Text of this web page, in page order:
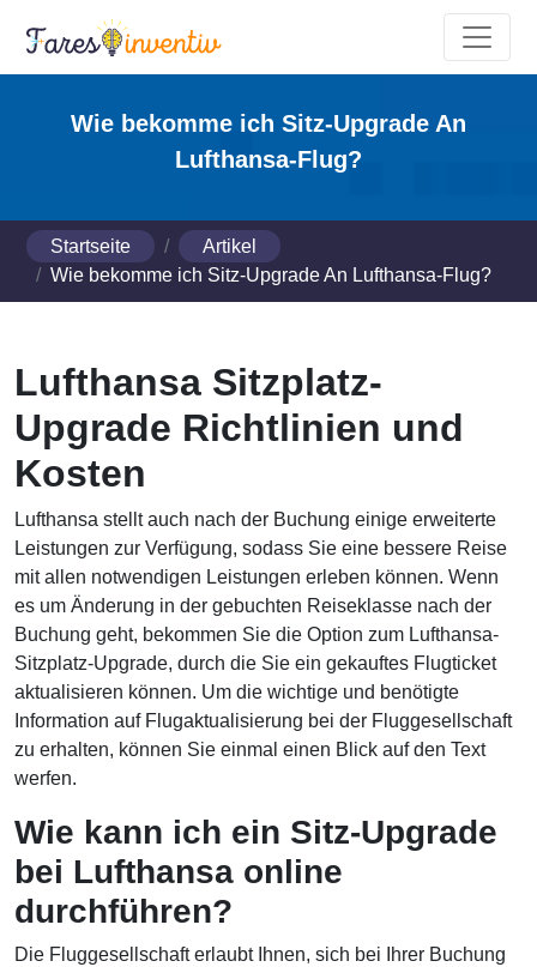
Wie bekomme ich Sitz-Upgrade An
Lufthansa-Flug?
Startseite
Artikel
Wie bekomme ich Sitz-Upgrade An Lufthansa-Flug?
Lufthansa Sitzplatz-
Upgrade Richtlinien und
Kosten
Lufthansa stellt auch nach der Buchung einige erweiterte
Leistungen zur Verfügung, sodass Sie eine bessere Reise
mit allen notwendigen Leistungen erleben können. Wenn
es um Änderung in der gebuchten Reiseklasse nach der
Buchung geht, bekommen Sie die Option zum Lufthansa-
Sitzplatz-Upgrade, durch die Sie ein gekauftes Flugticket
aktualisieren können. Um die wichtige und benötigte
Information auf Flugaktualisierung bei der Fluggesellschaft
zu erhalten, können Sie einmal einen Blick auf den Text
werfen.
Wie kann ich ein Sitz-Upgrade
bei Lufthansa online
durchführen?
Die Fluggesellschaft erlaubt Ihnen, sich bei Ihrer Buchung